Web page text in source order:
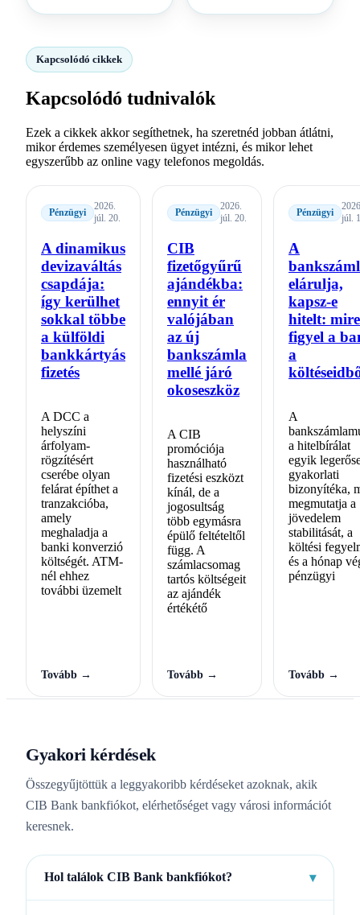
Kapcsolódó cikkek
Kapcsolódó tudnivalók
Ezek a cikkek akkor segíthetnek, ha szeretnéd jobban átlátni,
mikor érdemes személyesen ügyet intézni, és mikor lehet
egyszerűbb az online vagy telefonos megoldás.
Pénzügyi
2026.
júl. 20.
A dinamikus
devizaváltás
csapdája:
így kerülhet
sokkal többe
a külföldi
bankkártyás
fizetés
A DCC a
helyszíni
árfolyam-
rögzítésért
cserébe olyan
felárat építhet a
tranzakcióba,
amely
meghaladja a
banki konverzió
költségét. ATM-
nél ehhez
további üzemelt
Tovább →
Pénzügyi
2026.
júl. 20.
CIB
fizetőgyűrű
ajándékba:
ennyit ér
valójában
az új
bankszámla
mellé járó
okoseszköz
A CIB
promóciója
használható
fizetési eszközt
kínál, de a
jogosultság
több egymásra
épülő feltételtől
függ. A
számlacsomag
tartós költségeit
az ajándék
értékétő
Tovább →
Pénzügyi
júl.
A
elárulja,
kapsz-e
hitelt: mire
figyel a
a
A
a hitelbírálat
egyik
gyakorlati
bizonyítéka,
megmutatja a
jövedelem
stabilitását, a
költési
és a hónap
pénzügyi
Tovább →
Gyakori kérdések
Összegyűjtöttük a leggyakoribb kérdéseket azoknak, akik
CIB Bank bankfiókot, elérhetőséget vagy városi információt
keresnek.
Hol találok CIB Bank bankfiókot? ▾